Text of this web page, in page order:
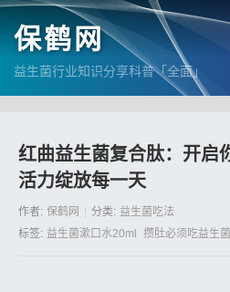
保鹤网
益生菌行业知识分享科普「全面」
红曲益生菌复合肽：开启
活力绽放每一天
作者: 保鹤网 分类: 益生菌吃法
标签: 益生菌漱口水20ml 攒肚必须吃益生